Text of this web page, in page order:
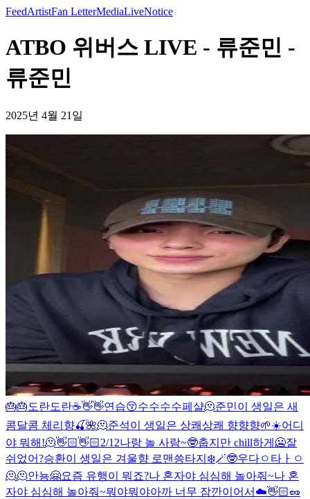
FeedArtistFan LetterMediaLiveNotice
ATBO 위버스 LIVE - 류준민 -
류준민
2025년 4월 21일
🎂🎂도란도란☕️👋👋연습😚수수수수페샬🫠준민이 생일은 새
콤달콤 체리향🍒🌺🫠준석이 생일은 상쾌상쾌 향향향🌱☀️어디
야 뭐해!🫠👋🏻👋🏻2/12나랑 놀 사람~🤓춥지만 chill하게🥶잘
쉬었어?승환이 생일은 겨울향 로맨씅타지❄️🪄🤓우다ㅇ타ㅏㅇ
🫠🫠안뇽🤗요즘 유행이 뭐죠?나 혼자야 심심해 놀아줘~나 혼
자야 심심해 놀아줘~뭐야뭐야아까 너무 잠깐이어서 ☁️👋🏻🥜